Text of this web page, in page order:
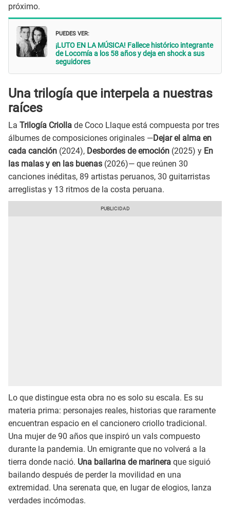
próximo.
PUEDES VER:
¡LUTO EN LA MÚSICA! Fallece histórico integrante
de Locomía a los 58 años y deja en shock a sus
seguidores
Una trilogía que interpela a nuestras
raíces
La Trilogía Criolla de Coco Llaque está compuesta por tres
álbumes de composiciones originales —Dejar el alma en
cada canción (2024), Desbordes de emoción (2025) y En
las malas y en las buenas (2026)— que reúnen 30
canciones inéditas, 89 artistas peruanos, 30 guitarristas
arreglistas y 13 ritmos de la costa peruana.
Lo que distingue esta obra no es solo su escala. Es su
materia prima: personajes reales, historias que raramente
encuentran espacio en el cancionero criollo tradicional.
Una mujer de 90 años que inspiró un vals compuesto
durante la pandemia. Un emigrante que no volverá a la
tierra donde nació. Una bailarina de marinera que siguió
bailando después de perder la movilidad en una
extremidad. Una serenata que, en lugar de elogios, lanza
verdades incómodas.